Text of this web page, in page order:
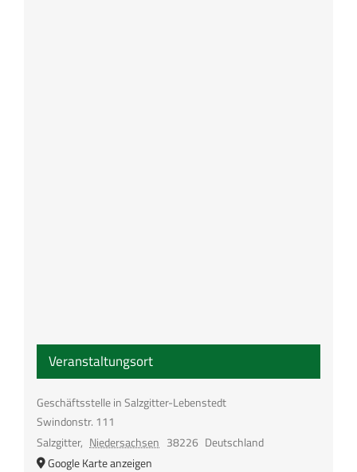
Veranstaltungsort
Geschäftsstelle in Salzgitter-Lebenstedt
Swindonstr. 111
Salzgitter, Niedersachsen 38226 Deutschland
Google Karte anzeigen